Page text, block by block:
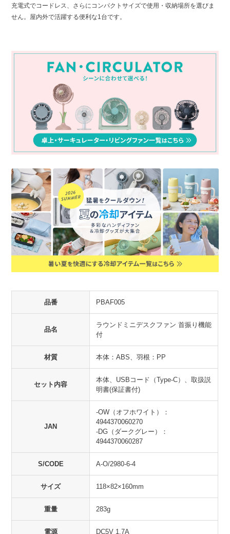
充電式でコードレス、さらにコンパクトサイズで使用・収納場所を選びま
せん。屋内外で活躍する便利な1台です。
品番 PBAF005
品名
ラウンドミニデスクファン 首振り機能
付
材質 本体：ABS、羽根：PP
セット内容
本体、USBコード（Type-C）、取扱説
明書(保証書付)
JAN
-OW（オフホワイト）：
4944370060270
-DG（ダークグレー）：
4944370060287
S/CODE A-O/2980-6-4
サイズ 118×82×160mm
重量 283g
電源 DC5V 1.7A